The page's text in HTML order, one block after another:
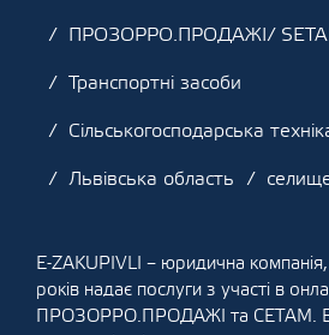
ПРОЗОРРО.ПРОДАЖІ/
Транспортні засоби
Сільськогосподарська
Львівська область
E-ZAKUPIVLI – юридична
років надає послуги з участі в
ПРОЗОРРО.ПРОДАЖІ та СЕТАМ.